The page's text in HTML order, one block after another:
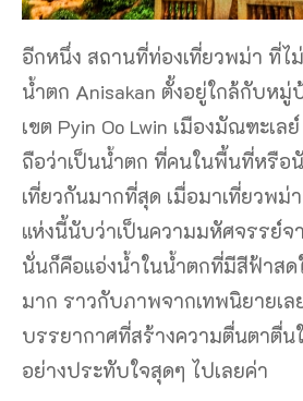
อีกหนึ่ง สถานที่ท่องเที่ยวพม่า ที่
น้ำตก Anisakan ตั้งอยู่ใกล้กับหมู่
เขต Pyin Oo Lwin เมืองมัณฑะเ
ถือว่าเป็นน้ำตก ที่คนในพื้นที่หรือ
เที่ยวกันมากที่สุด เมื่อมาเที่ยวพม่
แห่งนี้นับว่าเป็นความมหัศจรรย์จ
นั่นก็คือแอ่งน้ำในน้ำตกที่มีสีฟ้าสด
มาก ราวกับภาพจากเทพนิยายเล
บรรยากาศที่สร้างความตื่นตาตื่น
อย่างประทับใจสุดๆ ไปเลยค่า